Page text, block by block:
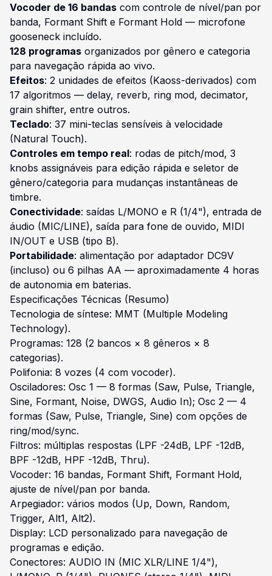
Vocoder de 16 bandas com controle de nível/pan por
banda, Formant Shift e Formant Hold — microfone
gooseneck incluído.
128 programas organizados por gênero e categoria
para navegação rápida ao vivo.
Efeitos: 2 unidades de efeitos (Kaoss-derivados) com
17 algoritmos — delay, reverb, ring mod, decimator,
grain shifter, entre outros.
Teclado: 37 mini-teclas sensíveis à velocidade
(Natural Touch).
Controles em tempo real: rodas de pitch/mod, 3
knobs assignáveis para edição rápida e seletor de
gênero/categoria para mudanças instantâneas de
timbre.
Conectividade: saídas L/MONO e R (1/4"), entrada de
áudio (MIC/LINE), saída para fone de ouvido, MIDI
IN/OUT e USB (tipo B).
Portabilidade: alimentação por adaptador DC9V
(incluso) ou 6 pilhas AA — aproximadamente 4 horas
de autonomia em baterias.
Especificações Técnicas (Resumo)
Tecnologia de síntese: MMT (Multiple Modeling
Technology).
Programas: 128 (2 bancos × 8 gêneros × 8
categorias).
Polifonia: 8 vozes (4 com vocoder).
Osciladores: Osc 1 — 8 formas (Saw, Pulse, Triangle,
Sine, Formant, Noise, DWGS, Audio In); Osc 2 — 4
formas (Saw, Pulse, Triangle, Sine) com opções de
ring/mod/sync.
Filtros: múltiplas respostas (LPF -24dB, LPF -12dB,
BPF -12dB, HPF -12dB, Thru).
Vocoder: 16 bandas, Formant Shift, Formant Hold,
ajuste de nível/pan por banda.
Arpegiador: vários modos (Up, Down, Random,
Trigger, Alt1, Alt2).
Display: LCD personalizado para navegação de
programas e edição.
Conectores: AUDIO IN (MIC XLR/LINE 1/4"),